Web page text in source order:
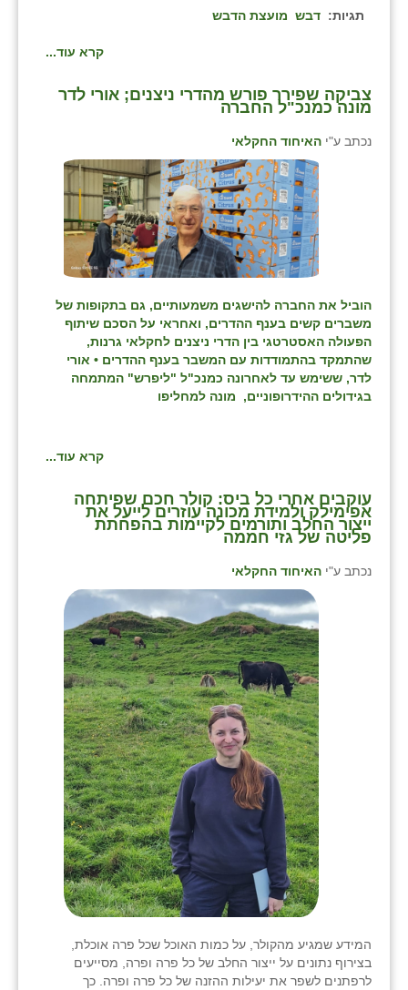
תגיות: דבש מועצת הדבש
קרא עוד...
צביקה שפירר פורש מהדרי ניצנים; אורי לדר
מונה כמנכ"ל החברה
נכתב ע"י האיחוד החקלאי
הוביל את החברה להישגים משמעותיים, גם בתקופות של
משברים קשים בענף ההדרים, ואחראי על הסכם שיתוף
הפעולה האסטרטגי בין הדרי ניצנים לחקלאי גרנות,
שהתמקד בהתמודדות עם המשבר בענף ההדרים • אורי
לדר, ששימש עד לאחרונה כמנכ"ל "ליפרש" המתמחה
בגידולים ההידרופוניים, מונה למחליפו
קרא עוד...
⁨עוקבים אחרי כל ביס: קולר חכם שפיתחה
אפימילק ולמידת מכונה עוזרים לייעל את
ייצור החלב ותורמים לקיימות בהפחתת
פליטה של גזי חממה
נכתב ע"י האיחוד החקלאי
המידע שמגיע מהקולר, על כמות האוכל שכל פרה אוכלת,
בצירוף נתונים על ייצור החלב של כל פרה ופרה, מסייעים
לרפתנים לשפר את יעילות ההזנה של כל פרה ופרה. כך